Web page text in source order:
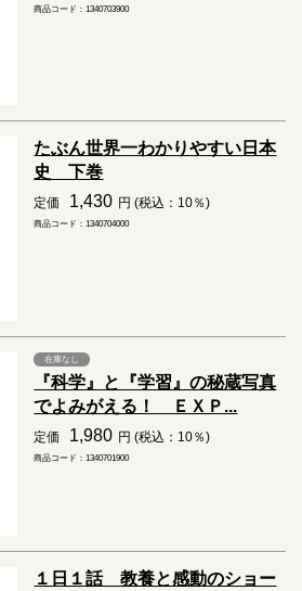
商品コード：1340703900
たぶん世界一わかりやすい日本
史 下巻
定価 1,430 円 (税込：10％)
商品コード：1340704000
在庫なし
『科学』と『学習』の秘蔵写真
でよみがえる！ ＥＸＰ...
定価 1,980 円 (税込：10％)
商品コード：1340701900
１日１話 教養と感動のショー